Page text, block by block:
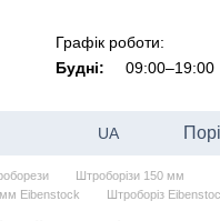
Графік роботи:
Будні:
09:00–19:00
UA
Штроборізи 150 мм
Eibenstock
Штроборіз